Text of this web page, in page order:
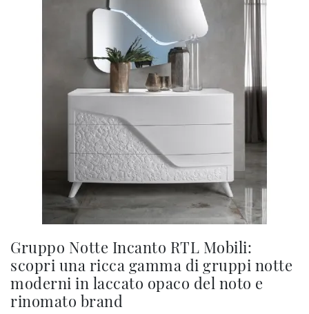
Gruppo Notte Incanto RTL Mobili:
scopri una ricca gamma di gruppi notte
moderni in laccato opaco del noto e
rinomato brand